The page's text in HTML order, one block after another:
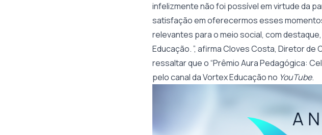
infelizmente não foi possível em virtude da
satisfação em oferecermos esses
relevantes para o meio social, com
Educação. ”, afirma Cloves Costa, Diretor
ressaltar que o “Prêmio Aura Pedagógica:
pelo canal da Vortex Educação no YouTube.